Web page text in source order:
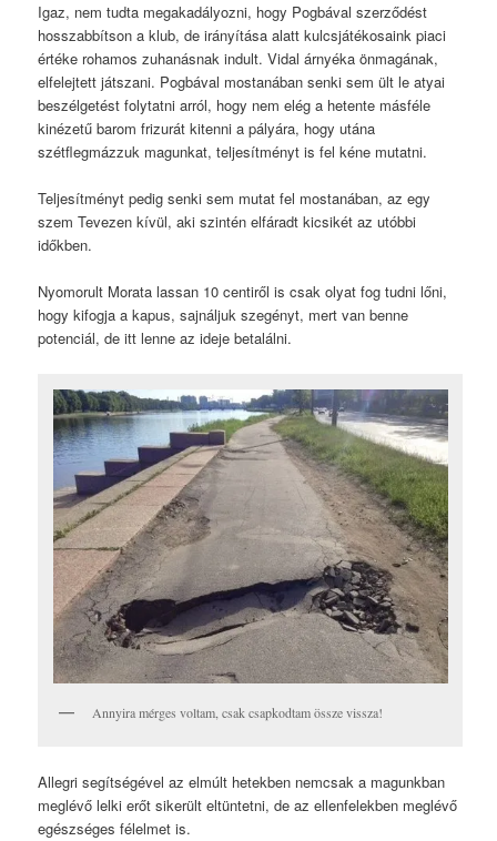
Igaz, nem tudta megakadályozni, hogy Pogbával szerződést
hosszabbítson a klub, de irányítása alatt kulcsjátékosaink piaci
értéke rohamos zuhanásnak indult. Vidal árnyéka önmagának,
elfelejtett játszani. Pogbával mostanában senki sem ült le atyai
beszélgetést folytatni arról, hogy nem elég a hetente másféle
kinézetű barom frizurát kitenni a pályára, hogy utána
szétflegmázzuk magunkat, teljesítményt is fel kéne mutatni.
Teljesítményt pedig senki sem mutat fel mostanában, az egy
szem Tevezen kívül, aki szintén elfáradt kicsikét az utóbbi
időkben.
Nyomorult Morata lassan 10 centiről is csak olyat fog tudni lőni,
hogy kifogja a kapus, sajnáljuk szegényt, mert van benne
potenciál, de itt lenne az ideje betalálni.
Annyira mérges voltam, csak csapkodtam össze vissza!
Allegri segítségével az elmúlt hetekben nemcsak a magunkban
meglévő lelki erőt sikerült eltüntetni, de az ellenfelekben meglévő
egészséges félelmet is.